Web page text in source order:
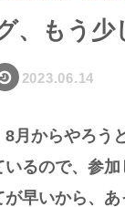
、もう少
2023.06.14
月からやろう
るので、参加
早いから、あ